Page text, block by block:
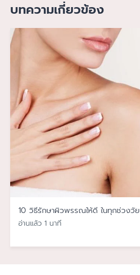
บทความเกี่ยวข้อง
10 วิธีรักษาผิวพรรณให้ดี ในทุกช่วงวัย
อ่านแล้ว 1 นาที